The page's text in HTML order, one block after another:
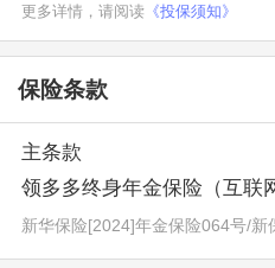
更多详情，请阅读《投保须知》
保险条款
主条款
领多多终身年金保险（互联
新华保险[2024]年金保险064号/新